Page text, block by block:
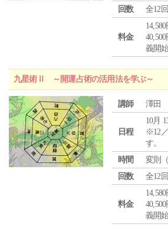
回数
全12回
料金
義開
九星術Ⅱ ～開運占術の活用法を学ぶ～
講師 澤田
日程
10月
※12
す。
時間
変則
回数
全12回
料金
義開